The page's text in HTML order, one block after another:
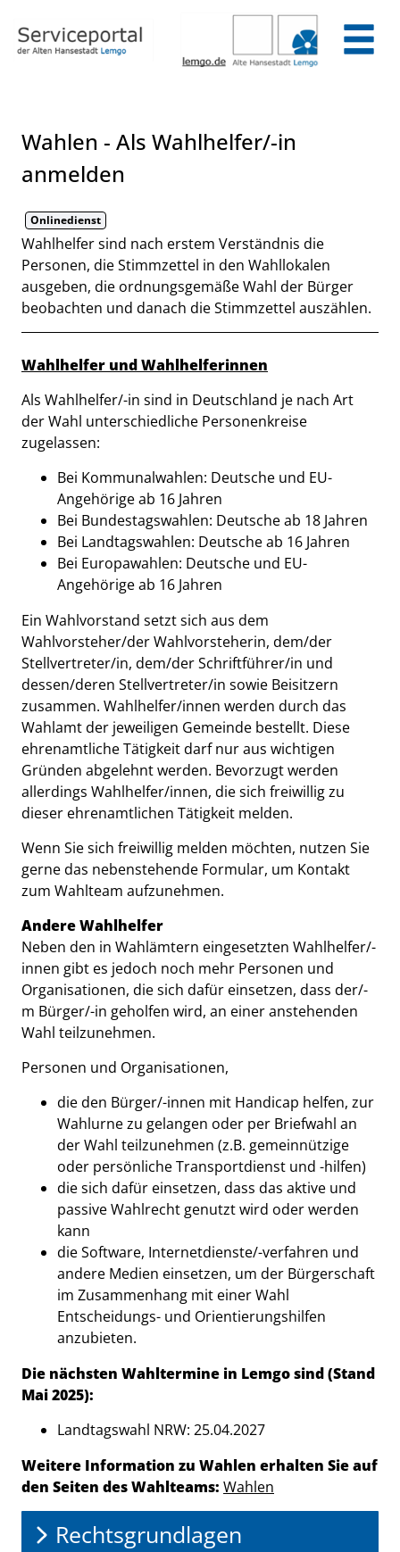
Wahlen - Als Wahlhelfer/-in
anmelden
Onlinedienst
Kurzbeschreibung
Wahlhelfer sind nach erstem Verständnis die
Personen, die Stimmzettel in den Wahllokalen
ausgeben, die ordnungsgemäße Wahl der Bürger
beobachten und danach die Stimmzettel auszählen.
Beschreibung
Wahlhelfer und Wahlhelferinnen
Als Wahlhelfer/-in sind in Deutschland je nach Art
der Wahl unterschiedliche Personenkreise
zugelassen:
Bei Kommunalwahlen: Deutsche und EU-
Angehörige ab 16 Jahren
Bei Bundestagswahlen: Deutsche ab 18 Jahren
Bei Landtagswahlen: Deutsche ab 16 Jahren
Bei Europawahlen: Deutsche und EU-
Angehörige ab 16 Jahren
Ein Wahlvorstand setzt sich aus dem
Wahlvorsteher/der Wahlvorsteherin, dem/der
Stellvertreter/in, dem/der Schriftführer/in und
dessen/deren Stellvertreter/in sowie Beisitzern
zusammen. Wahlhelfer/innen werden durch das
Wahlamt der jeweiligen Gemeinde bestellt. Diese
ehrenamtliche Tätigkeit darf nur aus wichtigen
Gründen abgelehnt werden. Bevorzugt werden
allerdings Wahlhelfer/innen, die sich freiwillig zu
dieser ehrenamtlichen Tätigkeit melden.
Wenn Sie sich freiwillig melden möchten, nutzen Sie
gerne das nebenstehende Formular, um Kontakt
zum Wahlteam aufzunehmen.
Andere Wahlhelfer
Neben den in Wahlämtern eingesetzten Wahlhelfer/-
innen gibt es jedoch noch mehr Personen und
Organisationen, die sich dafür einsetzen, dass der/-
m Bürger/-in geholfen wird, an einer anstehenden
Wahl teilzunehmen.
Personen und Organisationen,
die den Bürger/-innen mit Handicap helfen, zur
Wahlurne zu gelangen oder per Briefwahl an
der Wahl teilzunehmen (z.B. gemeinnützige
oder persönliche Transportdienst und -hilfen)
die sich dafür einsetzen, dass das aktive und
passive Wahlrecht genutzt wird oder werden
kann
die Software, Internetdienste/-verfahren und
andere Medien einsetzen, um der Bürgerschaft
im Zusammenhang mit einer Wahl
Entscheidungs- und Orientierungshilfen
anzubieten.
Die nächsten Wahltermine in Lemgo sind (Stand
Mai 2025):
Landtagswahl NRW: 25.04.2027
Weitere Information zu Wahlen erhalten Sie auf
den Seiten des Wahlteams: Wahlen
Rechtsgrundlagen